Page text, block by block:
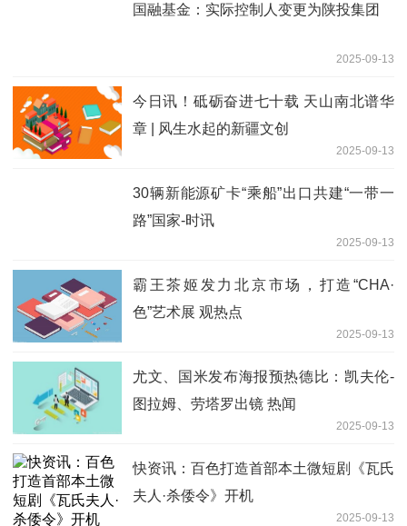
国融基金：实际控制人变更为陕投集团
2025-09-13
今日讯！砥砺奋进七十载 天山南北谱华
章 | 风生水起的新疆文创
2025-09-13
30辆新能源矿卡“乘船”出口共建“一带一
路”国家-时讯
2025-09-13
霸王茶姬发力北京市场，打造“CHA·
色”艺术展 观热点
2025-09-13
尤文、国米发布海报预热德比：凯夫伦-
图拉姆、劳塔罗出镜 热闻
2025-09-13
快资讯：百色打造首部本土微短剧《瓦氏
夫人·杀倭令》开机
2025-09-13